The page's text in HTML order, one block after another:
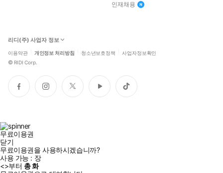
인재채용
리디(주) 사업자 정보
이용약관 개인정보 처리방침 청소년보호정책 사업자정보확인
© RIDI Corp.
페
이
인
스
트
위
유
튜
틱
톡
무료이용권
닫기
무료이용권을 사용하시겠습니까?
사용 가능 : 장
<>부터 총화